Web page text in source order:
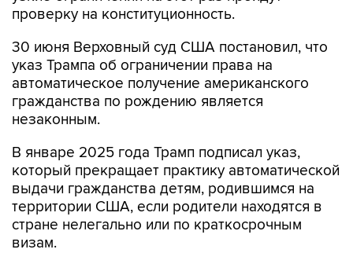
проверку на конституционность.
30 июня Верховный суд США постановил, что
указ Трампа об ограничении права на
автоматическое получение американского
гражданства по рождению является
незаконным.
В январе 2025 года Трамп подписал указ,
который прекращает практику автоматической
выдачи гражданства детям, родившимся на
территории США, если родители находятся в
стране нелегально или по краткосрочным
визам.